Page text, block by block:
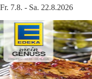
Fr. 7.8. - Sa. 22.8.2026